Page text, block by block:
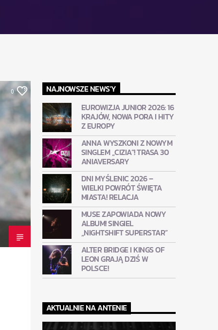
0
NAJNOWSZE NEWS'Y
EUROWIZJA JUNIOR 2026: 16
KRAJÓW, NOWA PORA I HITY
Z EUROPY
ANNA WYSZKONI Z NOWYM
SINGLEM „CIZIA”! TRASA 30
ANIAVERSARY
DNI MYŚLENIC 2026 –
WIELKI POWRÓT ŚWIĘTA
MIASTA! RELACJA
MUSE ZAPOWIADA NOWY
ALBUM! SINGIEL
„NIGHTSHIFT SUPERSTAR”
ALTER BRIDGE I KINGS OF
LEON GRAJĄ DZIŚ W
POLSCE!
AKTUALNIE NA ANTENIE